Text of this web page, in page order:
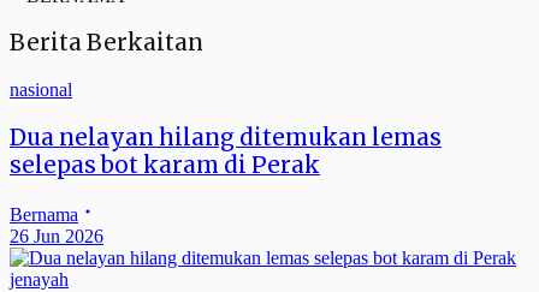
Berita Berkaitan
nasional
Dua nelayan hilang ditemukan lemas
selepas bot karam di Perak
Bernama
26 Jun 2026
jenayah